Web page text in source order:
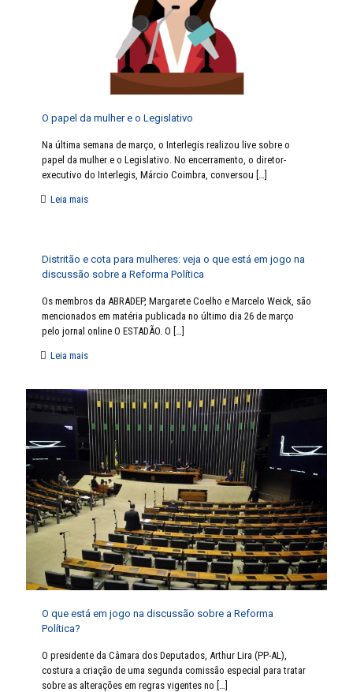
O papel da mulher e o Legislativo
Na última semana de março, o Interlegis realizou live sobre o
papel da mulher e o Legislativo. No encerramento, o diretor-
executivo do Interlegis, Márcio Coimbra, conversou […]
Leia mais
Distritão e cota para mulheres: veja o que está em jogo na
discussão sobre a Reforma Política
Os membros da ABRADEP, Margarete Coelho e Marcelo Weick, são
mencionados em matéria publicada no último dia 26 de março
pelo jornal online O ESTADÃO. O […]
Leia mais
O que está em jogo na discussão sobre a Reforma
Política?
O presidente da Câmara dos Deputados, Arthur Lira (PP-AL),
costura a criação de uma segunda comissão especial para tratar
sobre as alterações em regras vigentes no […]